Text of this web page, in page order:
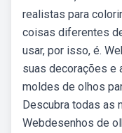
realistas para
coisas diferentes
usar, por isso, é.
suas decorações e
moldes de olhos
Descubra todas as
Webdesenhos de